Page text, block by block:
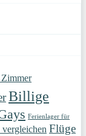
Billige
Ferienlager für
vergleichen Flüge